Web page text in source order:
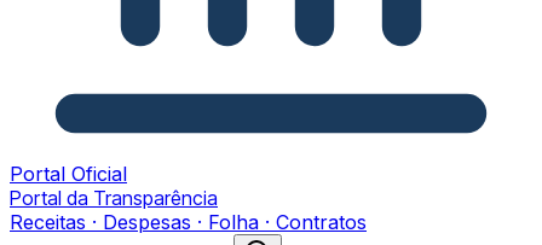
Portal Oficial
Portal da Transparência
Receitas · Despesas · Folha · Contratos